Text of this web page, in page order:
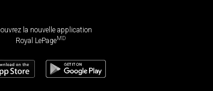
la nouvelle application
Royal LePageMD